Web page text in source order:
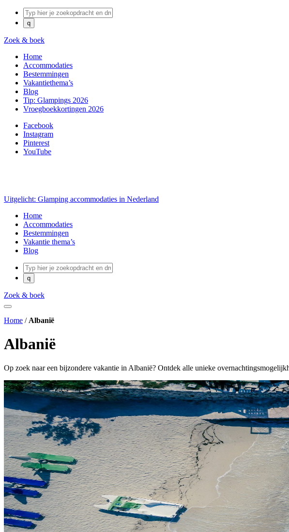
Zoek & boek
Home
Accommodaties
Bestemmingen
Vakantiethema’s
Blog
Tip: Glampings 2026
Vroegboekkortingen 2026
Facebook
Instagram
Pinterest
YouTube
Uitgelicht: Glamping accommodaties in Nederland
Home
Accommodaties
Bestemmingen
Vakantie thema’s
Blog
Zoek & boek
Home / Albanië
Albanië
Op zoek naar een bijzondere vakantie in Albanië? Ontdek alle unieke